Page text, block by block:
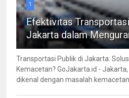
1
Efektivitas
Jakarta dalam
Transportasi Publik di Jakarta:
Kemacetan? GoJakarta.id -
dikenal dengan masalah kemacetan